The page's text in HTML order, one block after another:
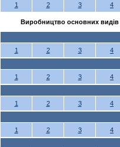
1
2 3 4
Виробництво основних видів
1
2 3 4
1
2 3 4
1
2 3 4
1
2 3 4